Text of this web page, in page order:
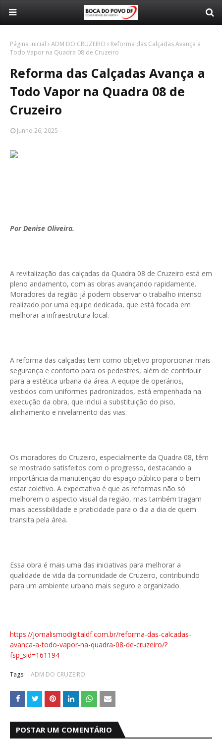
Página inicial ADM DO CRUZEIRO
Reforma das Calçadas Avança a
Todo Vapor na Quadra 08 de Cruzeiro
Reforma das Calçadas Avança a
Todo Vapor na Quadra 08 de
Cruzeiro
Junho 26, 2025
Por Denise Oliveira.
A revitalização das calçadas da Quadra 08 de Cruzeiro está em
pleno andamento, com as obras avançando rapidamente.
Moradores da região já podem observar o trabalho intenso
realizado por uma equipe dedicada, que está focada em
melhorar a infraestrutura local.
A reforma das calçadas tem como objetivo proporcionar mais
segurança e conforto para os pedestres, além de contribuir
para a estética urbana da área. A equipe de operários,
vestidos com uniformes padronizados, está empenhada na
execução da obra, que inclui a substituição do piso,
alinhamento e nivelamento das vias.
Os moradores do Cruzeiro, especialmente da Quadra 08, têm
se mostrado satisfeitos com o progresso, destacando a
importância da manutenção do espaço público para o bem-
estar coletivo. A expectativa é que as reformas não só
melhorem o aspecto visual da região, mas também tragam
mais acessibilidade e praticidade para o dia a dia de quem
transita pela área.
Essa obra é mais uma das iniciativas para melhorar a
qualidade de vida da comunidade de Cruzeiro, contribuindo
para um ambiente urbano mais seguro e organizado.
https://jornalismodigitaldf.com.br/reforma-das-calcadas-
avanca-a-todo-vapor-na-quadra-08-de-cruzeiro/?
fsp_sid=161194
Tags: ADM DO CRUZEIRO
POSTAR UM COMENTÁRIO